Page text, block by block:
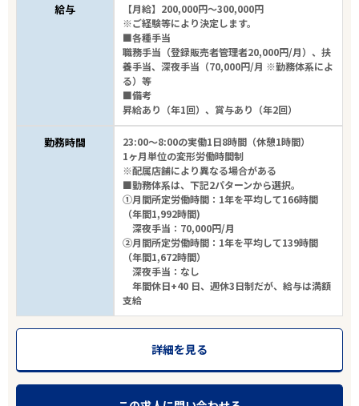
給与
【月給】200,000円～300,000円
※ご経験等により決定します。
■各種手当
職務手当（登録販売者管理者20,000円/月）、扶
養手当、深夜手当（70,000円/月 ※勤務体系によ
る）等
■備考
昇給あり（年1回）、賞与あり（年2回）
勤務時間
23:00～8:00の実働1日8時間（休憩1時間）
1ヶ月単位の変形労働時間制
※配属店舗により異なる場合がある
■勤務体系は、下記2パターンから選択。
①月間所定労働時間：1年を平均して166時間
（年間1,992時間)
深夜手当：70,000円/月
②月間所定労働時間：1年を平均して139時間
（年間1,672時間）
深夜手当：なし
年間休日+40 日、週休3日制だが、給与は満額
支給
詳細を見る